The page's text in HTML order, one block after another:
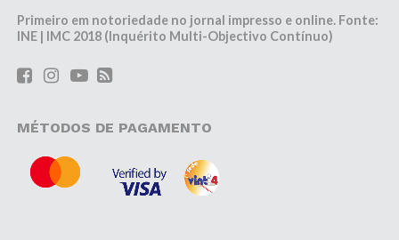
Primeiro em notoriedade no jornal impresso e online. Fonte:
INE | IMC 2018 (Inquérito Multi-Objectivo Contínuo)
MÉTODOS DE PAGAMENTO